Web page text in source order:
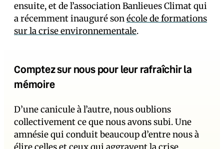
ensuite, et de l’association Banlieues Climat qui
a récemment inauguré sonécole de formations
sur la crise environnementale.
Comptez sur nous pour leur rafraîchir la
mémoire
D’une canicule à l’autre, nous oublions
collectivement ce que nous avons subi. Une
amnésie qui conduit beaucoup d’entre nous à